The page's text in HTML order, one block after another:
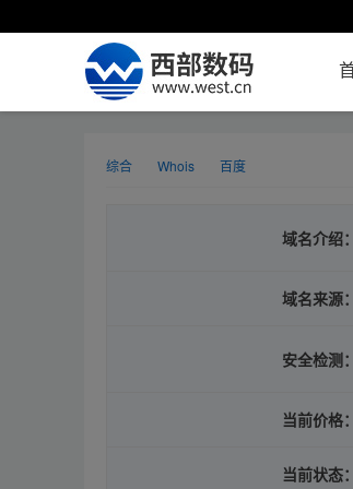
综合 Whois 百度
域名介绍：
域名来源：
安全检测：
当前价格：
当前状态：